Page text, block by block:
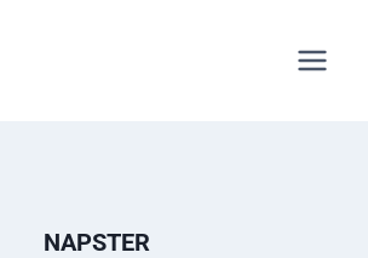
NAPSTER